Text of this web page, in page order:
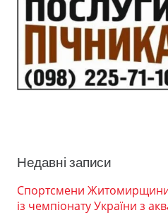
Недавні записи
Спортсмени
із чемпіонату України з